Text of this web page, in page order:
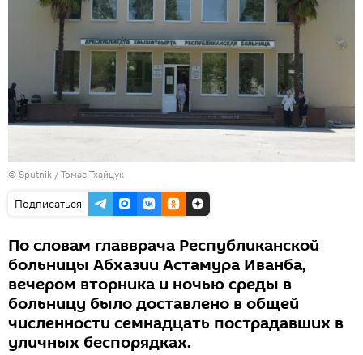
© Sputnik / Томас Тхайцук
Подписаться
По словам главврача Республиканской
больницы Абхазии Астамура Иванба,
вечером вторника и ночью среды в
больницу было доставлено в общей
численности семнадцать пострадавших в
уличных беспорядках.